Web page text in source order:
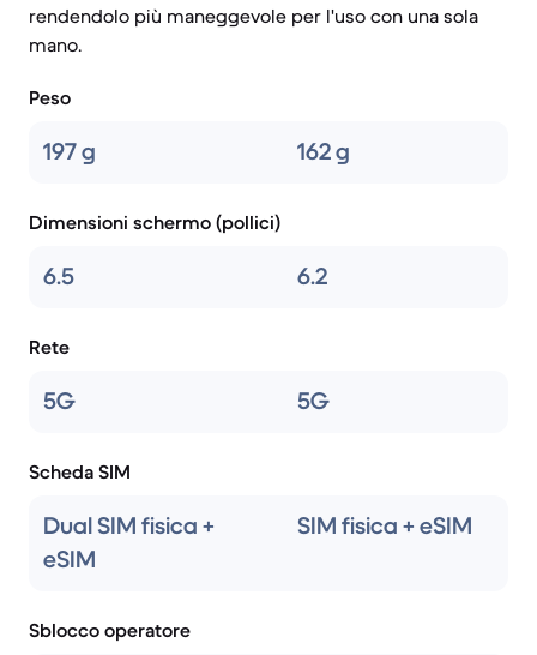
rendendolo più maneggevole per l'uso con una sola
mano.
Peso
197 g 162 g
Dimensioni schermo (pollici)
6.5 6.2
Rete
5G 5G
Scheda SIM
Dual SIM fisica +
eSIM
SIM fisica + eSIM
Sblocco operatore